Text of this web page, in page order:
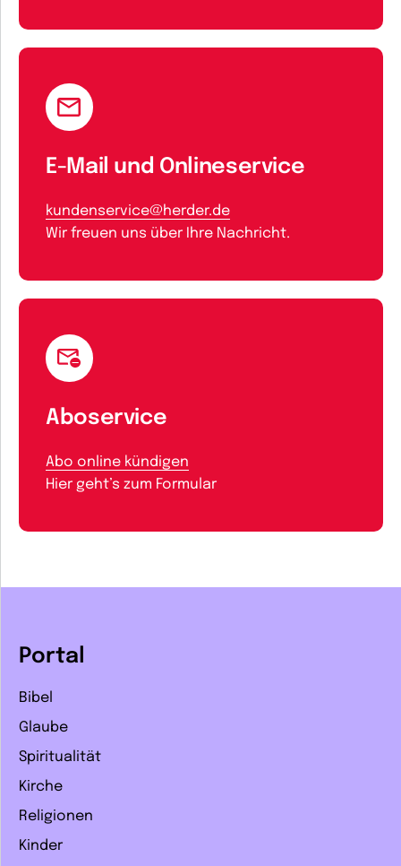
E-Mail und Onlineservice
kundenservice@herder.de
Wir freuen uns über Ihre Nachricht.
Aboservice
Abo online kündigen
Hier geht’s zum Formular
Portal
Bibel
Glaube
Spiritualität
Kirche
Religionen
Kinder